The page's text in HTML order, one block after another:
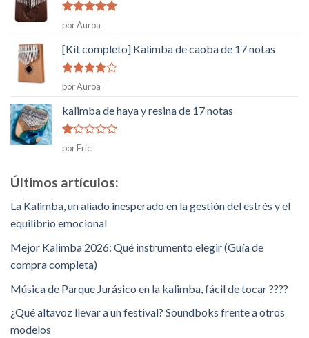
Rated5de
5
por Auroa
[Kit completo] Kalimba de caoba de 17 notas
Rated4
de 5
por Auroa
kalimba de haya y resina de 17 notas
Rated
1
5
por Eric
Últimos artículos:
La Kalimba, un aliado inesperado en la gestión del estrés y el
equilibrio emocional
Mejor Kalimba 2026: Qué instrumento elegir (Guía de
compra completa)
Música de Parque Jurásico en la kalimba, fácil de tocar ????
¿Qué altavoz llevar a un festival? Soundboks frente a otros
modelos